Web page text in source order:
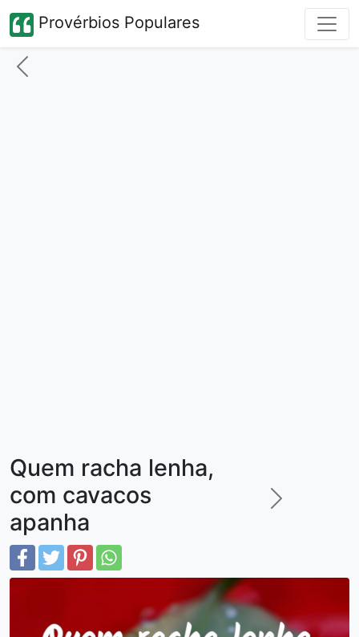
Provérbios Populares
Quem racha lenha,
com cavacos
apanha